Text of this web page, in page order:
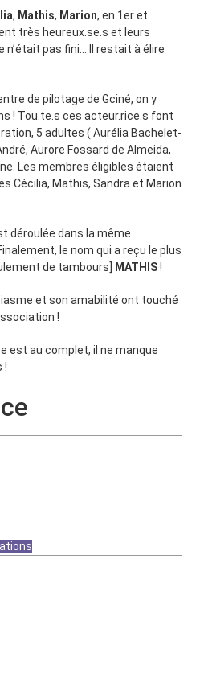
, Mathis, Marion, en 1er et
très heureux.se.s et leurs
n’était pas fini… Il restait à élire
de pilotage de Gciné, on y
! Tou.te.s ces acteur.rice.s font
5 adultes ( Aurélia Bachelet-
Aurore Fossard de Almeida,
Les membres éligibles étaient
Cécilia, Mathis, Sandra et Marion
déroulée dans la même
le nom qui a reçu le plus
de tambours]
MATHIS!
et son amabilité ont touché
!
est au complet, il ne manque
!